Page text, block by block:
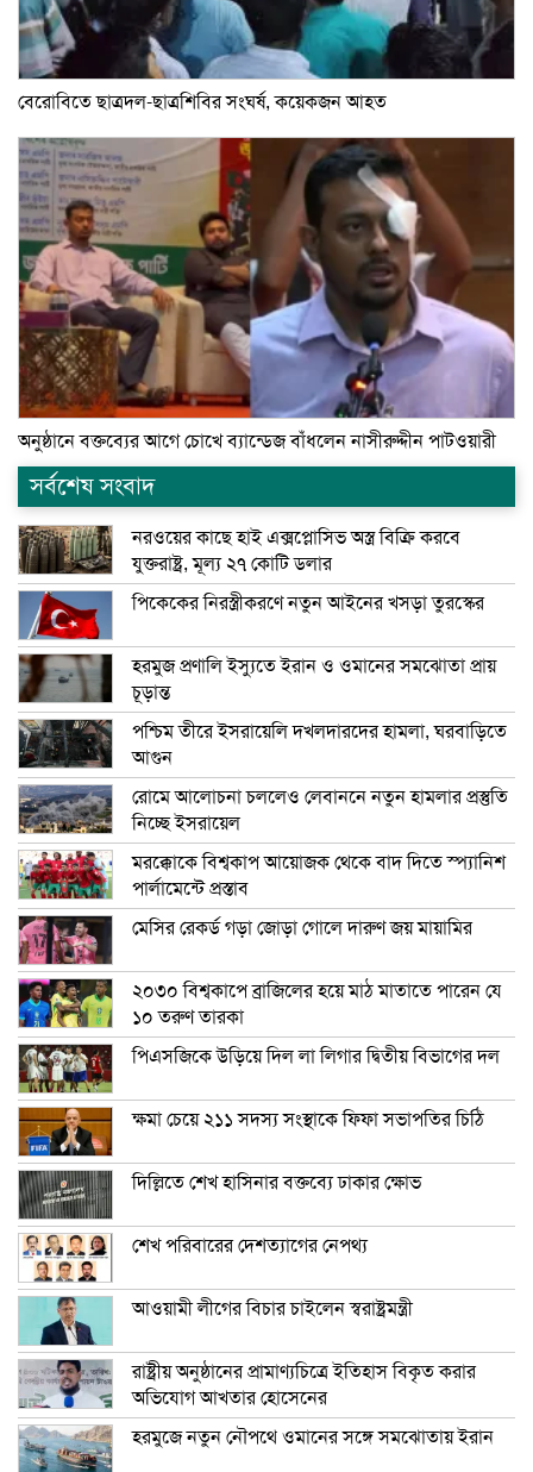
বেরোবিতে ছাত্রদল-ছাত্রশিবির সংঘর্ষ, কয়েকজন আহত
অনুষ্ঠানে বক্তব্যের আগে চোখে ব্যান্ডেজ বাঁধলেন নাসীরুদ্দীন পাটওয়ারী
সর্বশেষ সংবাদ
নরওয়ের কাছে হাই এক্সপ্লোসিভ অস্ত্র বিক্রি করবে
যুক্তরাষ্ট্র, মূল্য ২৭ কোটি ডলার
পিকেকের নিরস্ত্রীকরণে নতুন আইনের খসড়া তুরস্কের
হরমুজ প্রণালি ইস্যুতে ইরান ও ওমানের সমঝোতা প্রায়
চূড়ান্ত
পশ্চিম তীরে ইসরায়েলি দখলদারদের হামলা, ঘরবাড়িতে
আগুন
রোমে আলোচনা চললেও লেবাননে নতুন হামলার প্রস্তুতি
নিচ্ছে ইসরায়েল
মরক্কোকে বিশ্বকাপ আয়োজক থেকে বাদ দিতে স্প্যানিশ
পার্লামেন্টে প্রস্তাব
মেসির রেকর্ড গড়া জোড়া গোলে দারুণ জয় মায়ামির
২০৩০ বিশ্বকাপে ব্রাজিলের হয়ে মাঠ মাতাতে পারেন যে
১০ তরুণ তারকা
পিএসজিকে উড়িয়ে দিল লা লিগার দ্বিতীয় বিভাগের দল
ক্ষমা চেয়ে ২১১ সদস্য সংস্থাকে ফিফা সভাপতির চিঠি
দিল্লিতে শেখ হাসিনার বক্তব্যে ঢাকার ক্ষোভ
শেখ পরিবারের দেশত্যাগের নেপথ্য
আওয়ামী লীগের বিচার চাইলেন স্বরাষ্ট্রমন্ত্রী
রাষ্ট্রীয় অনুষ্ঠানের প্রামাণ্যচিত্রে ইতিহাস বিকৃত করার
অভিযোগ আখতার হোসেনের
হরমুজে নতুন নৌপথে ওমানের সঙ্গে সমঝোতায় ইরান